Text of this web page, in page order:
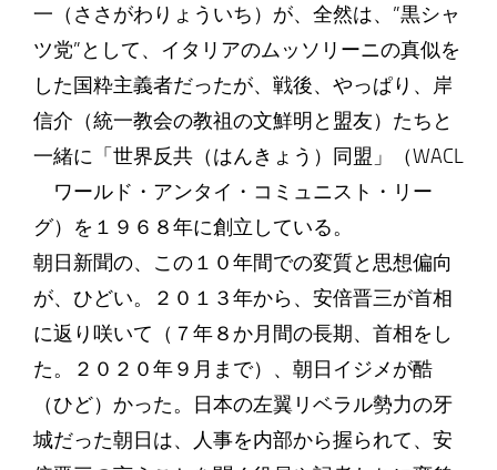
一（ささがわりょういち）が、全然は、”黒シャ
ツ党”として、イタリアのムッソリーニの真似を
した国粋主義者だったが、戦後、やっぱり、岸
信介（統一教会の教祖の文鮮明と盟友）たちと
一緒に「世界反共（はんきょう）同盟」（WACL
ワールド・アンタイ・コミュニスト・リー
グ）を１９６８年に創立している。
朝日新聞の、この１０年間での変質と思想偏向
が、ひどい。２０１３年から、安倍晋三が首相
に返り咲いて（７年８か月間の長期、首相をし
た。２０２０年９月まで）、朝日イジメが酷
（ひど）かった。日本の左翼リベラル勢力の牙
城だった朝日は、人事を内部から握られて、安